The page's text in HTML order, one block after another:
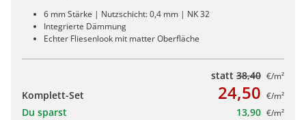
6 mm Stärke | Nutzschicht: 0,4 mm | NK 32
Integrierte Dämmung
Echter Fliesenlook mit matter Oberfläche
statt 38,40 €/m²
Komplett-Set 24,50 €/m²
Du sparst 13,90 €/m²